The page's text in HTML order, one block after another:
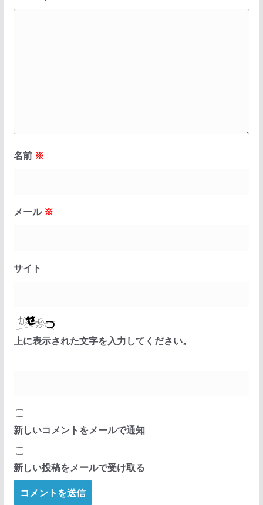
名前 ※
メール ※
サイト
上に表示された文字を入力してください。
新しいコメントをメールで通知
新しい投稿をメールで受け取る